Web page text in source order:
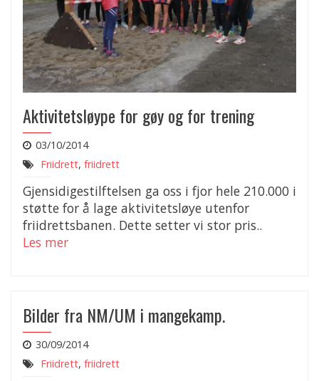
Aktivitetsløype for gøy og for trening
03/10/2014
Friidrett, friidrett
Gjensidigestilftelsen ga oss i fjor hele 210.000 i
støtte for å lage aktivitetsløye utenfor
friidrettsbanen. Dette setter vi stor pris..
Les mer
Bilder fra NM/UM i mangekamp.
30/09/2014
Friidrett, friidrett